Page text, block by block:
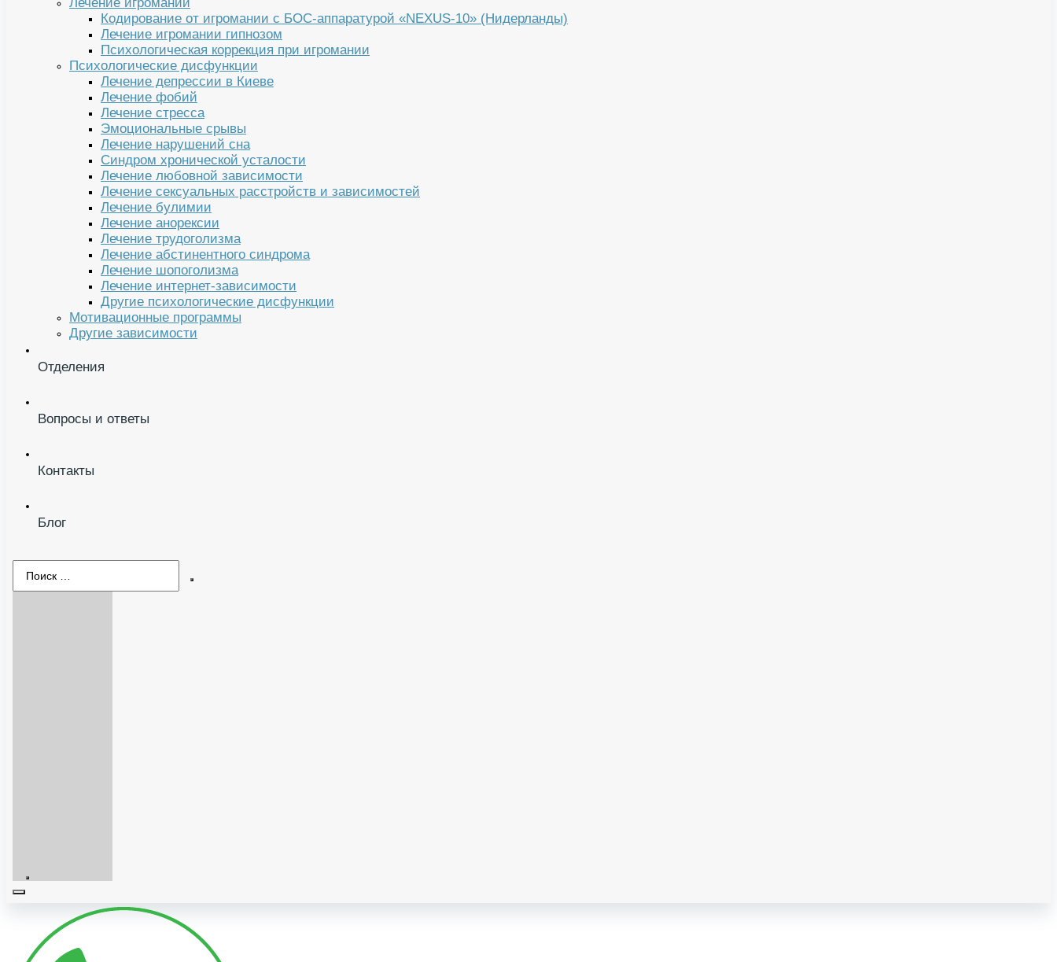
Кодирование от игромании с БОС-аппаратурой «NEXUS-10» (Нидерланды)
Лечение игромании гипнозом
Психологическая коррекция при игромании
Психологические дисфункции
Лечение депрессии в Киеве
Лечение фобий
Лечение стресса
Эмоциональные срывы
Лечение нарушений сна
Синдром хронической усталости
Лечение любовной зависимости
Лечение сексуальных расстройств и зависимостей
Лечение булимии
Лечение анорексии
Лечение трудоголизма
Лечение абстинентного синдрома
Лечение шопоголизма
Лечение интернет-зависимости
Другие психологические дисфункции
Мотивационные программы
Другие зависимости
Отделения
Вопросы и ответы
Контакты
Блог